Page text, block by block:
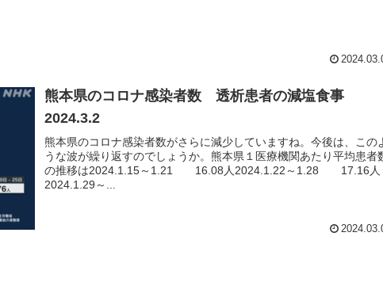
熊本県のコロナ感染者数 透析患者の減塩食事
2024.3.2
熊本県のコロナ感染者数がさらに減少していますね。今後は、この
うな波が繰り返すのでしょうか。熊本県１医療機関あたり平均患者
の推移は2024.1.15～1.21 16.08人2024.1.22～1.28 17.16人
2024.1.29～...